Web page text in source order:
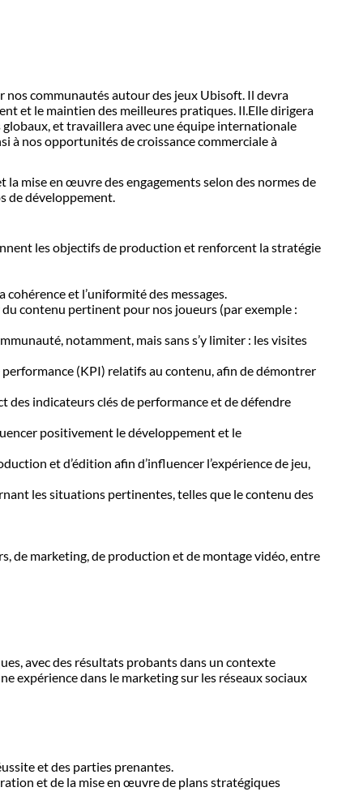
nos communautés autour des jeux Ubisoft. Il devra
et le maintien des meilleures pratiques. Il.Elle dirigera
et travaillera avec une équipe internationale
à nos opportunités de croissance commerciale à
mise en œuvre des engagements selon des normes de
de développement.
les objectifs de production et renforcent la stratégie
et l’uniformité des messages.
contenu pertinent pour nos joueurs (par exemple :
notamment, mais sans s’y limiter : les visites
(KPI) relatifs au contenu, afin de démontrer
des indicateurs clés de performance et de défendre
positivement le développement et le
et d’édition afin d’influencer l’expérience de jeu,
les situations pertinentes, telles que le contenu des
de marketing, de production et de montage vidéo, entre
avec des résultats probants dans un contexte
expérience dans le marketing sur les réseaux sociaux
et des parties prenantes.
et de la mise en œuvre de plans stratégiques